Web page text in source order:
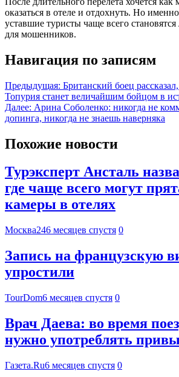
оказаться в отеле и отдохнуть. Но
уставшие туристы чаще всего
для мошенников.
Навигация по записям
Предыдущая: Британский боец
Топурия станет величайшим бойцом в
Далее: Арина Соболенко: никогда не
допинга, никогда не знаешь наверняка
Похожие новости
Турэксперт Ансталь
где чаще всего могут
камеры в отелях
Москва246 месяцев спустя 0
Запись на французскую
упростили
TourDom6 месяцев спустя 0
Врач Даева: во время
нужно употреблять
Газета.Ru6 месяцев спустя 0